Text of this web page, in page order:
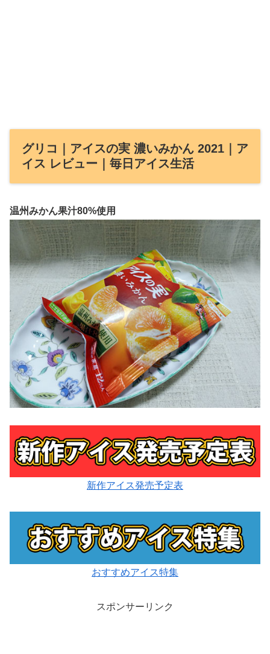
グリコ｜アイスの実 濃いみかん 2021｜ア
イス レビュー｜毎日アイス生活
温州みかん果汁80%使用
新作アイス発売予定表
おすすめアイス特集
スポンサーリンク